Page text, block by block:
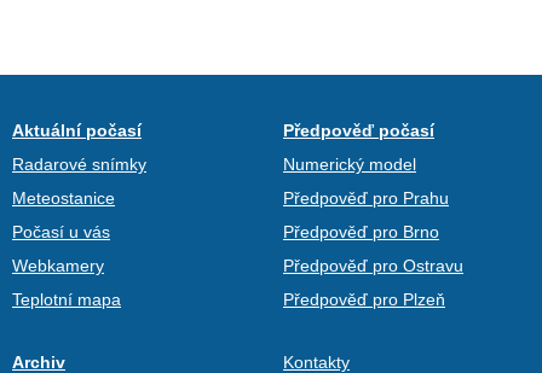
Aktuální počasí
Radarové snímky
Meteostanice
Počasí u vás
Webkamery
Teplotní mapa
Předpověď počasí
Numerický model
Předpověď pro Prahu
Předpověď pro Brno
Předpověď pro Ostravu
Předpověď pro Plzeň
Archiv
Kontakty